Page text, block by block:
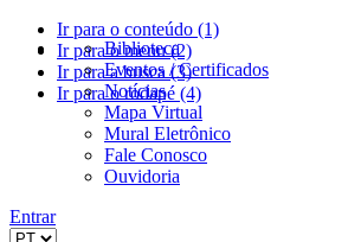
Ir para o conteúdo (1)
Ir para o menu (2)
Ir para a busca (3)
Ir para o rodapé (4)
Biblioteca
Eventos / Certificados
Notícias
Mapa Virtual
Mural Eletrônico
Fale Conosco
Ouvidoria
Entrar